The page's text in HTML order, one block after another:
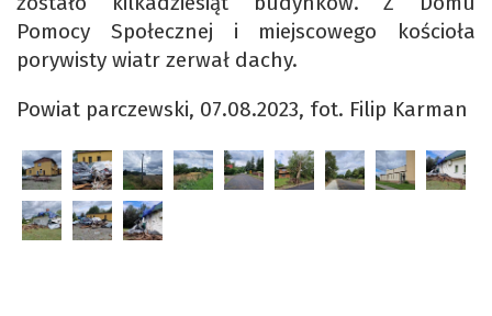
Pomocy Społecznej i miejscowego kościoła
porywisty wiatr zerwał dachy.
Powiat parczewski, 07.08.2023, fot. Filip Karman